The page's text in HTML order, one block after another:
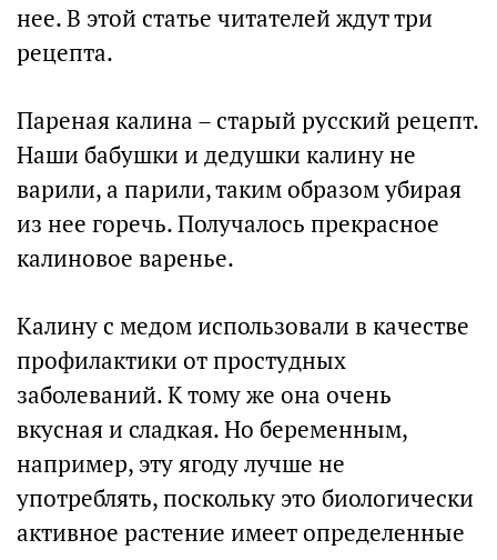
нее. В этой статье читателей ждут три
рецепта.
Пареная калина – старый русский рецепт.
Наши бабушки и дедушки калину не
варили, а парили, таким образом убирая
из нее горечь. Получалось прекрасное
калиновое варенье.
Калину с медом использовали в качестве
профилактики от простудных
заболеваний. К тому же она очень
вкусная и сладкая. Но беременным,
например, эту ягоду лучше не
употреблять, поскольку это биологически
активное растение имеет определенные